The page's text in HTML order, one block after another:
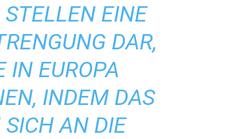
EINE
DAR,
IN EUROPA
INDEM DAS
AN DIE